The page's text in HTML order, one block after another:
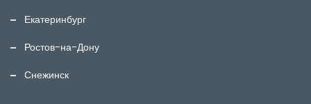
Екатеринбург
Ростов-на-Дону
Снежинск